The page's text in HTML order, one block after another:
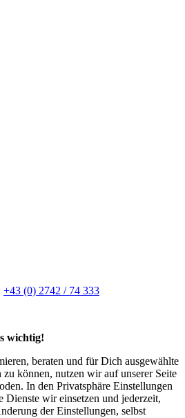
+43 (0) 2742 / 74 333
wichtig!
beraten und für Dich ausgewählte
zu können, nutzen wir auf unserer Seite
In den Privatsphäre Einstellungen
Dienste wir einsetzen und jederzeit,
der Einstellungen, selbst